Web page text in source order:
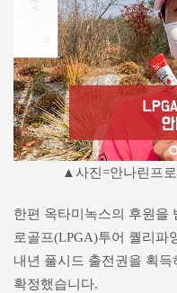
▲사진=안나린프
한편 옥타미녹스의 후원을
로골프(LPGA)투어 퀄리파
내년 풀시드 출전권을 획
확정했습니다.